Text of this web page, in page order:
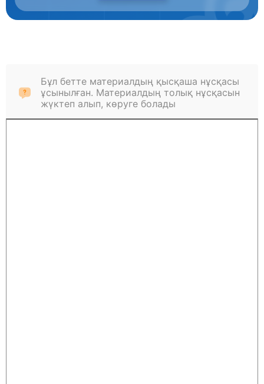
Бұл бетте материалдың қысқаша нұсқасы
ұсынылған. Материалдың толық нұсқасын
жүктеп алып, көруге болады